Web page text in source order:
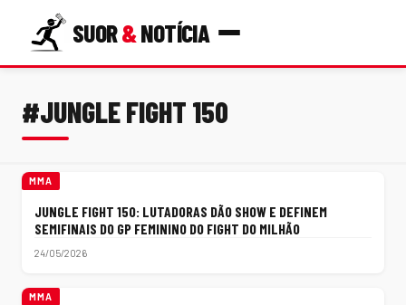
SUOR&NOTÍCIA
#JUNGLE FIGHT 150
MMA
JUNGLE FIGHT 150: LUTADORAS DÃO SHOW E DEFINEM
SEMIFINAIS DO GP FEMININO DO FIGHT DO MILHÃO
24/05/2026
MMA